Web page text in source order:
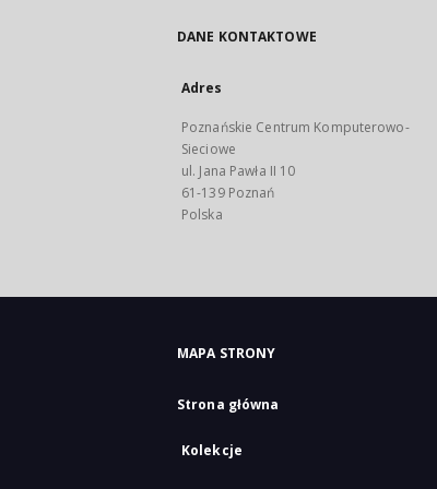
DANE KONTAKTOWE
Adres
Poznańskie Centrum Komputerowo-
Sieciowe
ul. Jana Pawła II 10
61-139 Poznań
Polska
MAPA STRONY
Strona główna
Kolekcje